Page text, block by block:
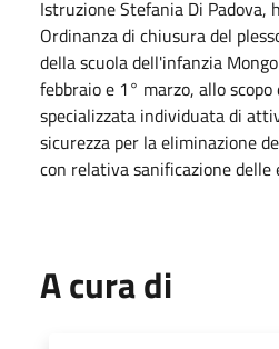
Istruzione Stefania Di Padova,
Ordinanza di chiusura del
della scuola dell'infanzia
febbraio e 1° marzo, allo
specializzata individuata di
sicurezza per la eliminazione
con relativa sanificazione delle
A cura di